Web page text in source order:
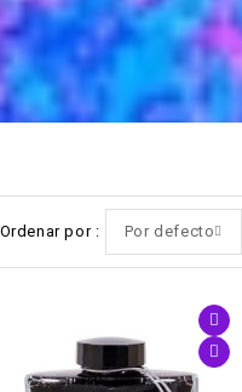
Ordenar por Por defecto